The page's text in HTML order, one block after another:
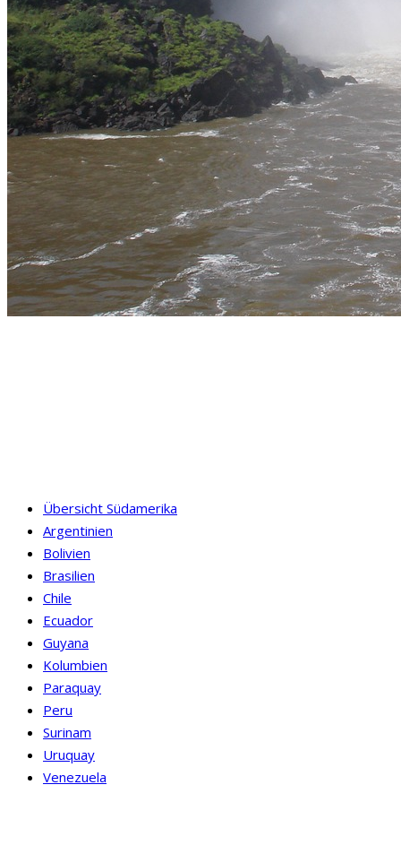
Übersicht Südamerika
Argentinien
Bolivien
Brasilien
Chile
Ecuador
Guyana
Kolumbien
Paraquay
Peru
Surinam
Uruquay
Venezuela